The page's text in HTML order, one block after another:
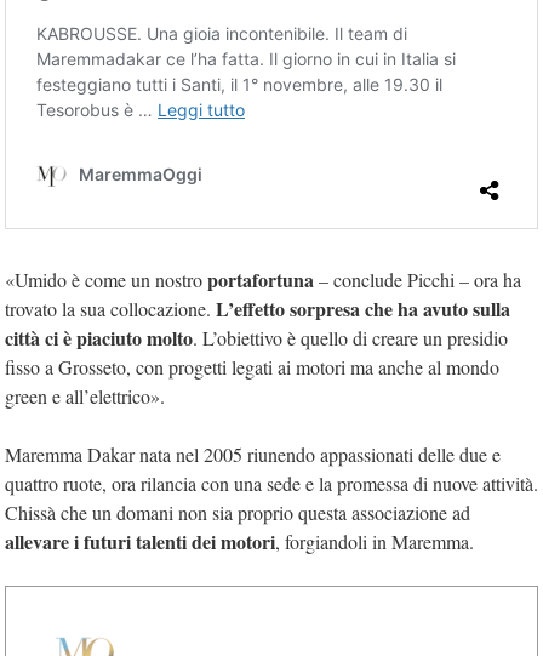
«Umido è come un nostroportafortuna– conclude Picchi – ora ha
trovato la sua collocazione. L’effetto sorpresa che ha avuto sulla
città ci è piaciuto molto. L’obiettivo è quello di creare un presidio
fisso a Grosseto, con progetti legati ai motori ma anche al mondo
green e all’elettrico».
Maremma Dakar nata nel 2005 riunendo appassionati delle due e
quattro ruote, ora rilancia con una sede e la promessa di nuove attività.
Chissà che un domani non sia proprio questa associazione ad
allevare i futuri talenti dei motori, forgiandoli in Maremma.